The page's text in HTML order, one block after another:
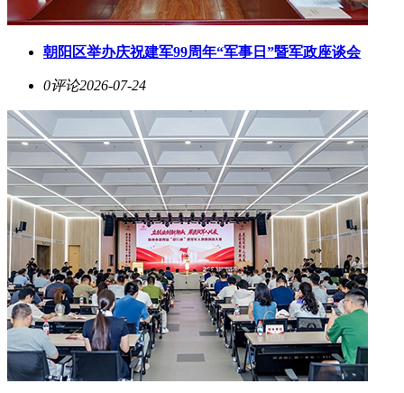
朝阳区举办庆祝建军99周年“军事日”暨军政座谈会
0评论2026-07-24